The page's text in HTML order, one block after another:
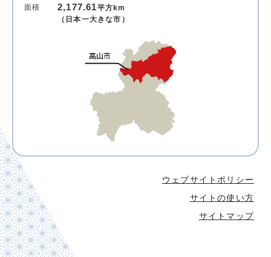
面積
2,177.61平方km
（日本一大きな市）
ウェブサイトポリシー
サイトの使い方
サイトマップ